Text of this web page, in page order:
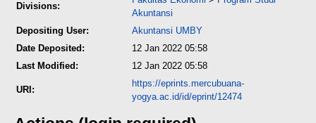
Divisions:
Akuntansi
Depositing User:
Akuntansi UMBY
Date Deposited:
12 Jan 2022 05:58
Last Modified:
12 Jan 2022 05:58
URI:
https://eprints.mercubuana-
yogya.ac.id/id/eprint/12474